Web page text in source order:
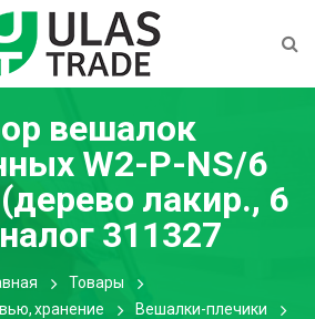
вешалок
W2-P-NS/6
лакир., 6
311327
Товары
хранение
Вешалки-плечики